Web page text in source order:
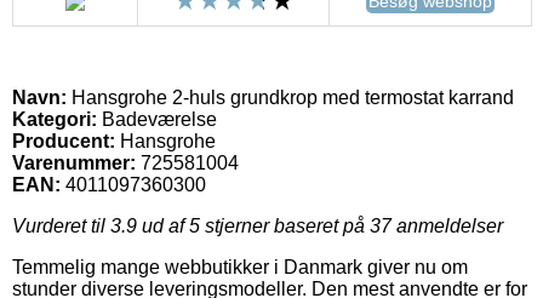
Navn: Hansgrohe 2-huls grundkrop med termostat karrand
Kategori: Badeværelse
Producent: Hansgrohe
Varenummer: 725581004
EAN: 4011097360300
Vurderet til 3.9 ud af 5 stjerner baseret på 37anmeldelser
Temmelig mange webbutikker i Danmark giver nu om
stunder diverse leveringsmodeller. Den mest anvendte er for